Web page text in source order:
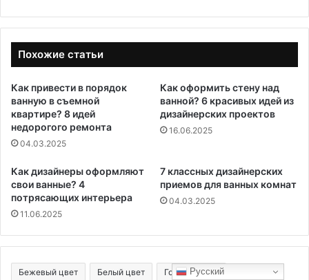
Похожие статьи
Как привести в порядок
ванную в съемной
квартире? 8 идей
недорогого ремонта
04.03.2025
Как оформить стену над
ванной? 6 красивых идей из
дизайнерских проектов
16.06.2025
Как дизайнеры оформляют
свои ванные? 4
потрясающих интерьера
11.06.2025
7 классных дизайнерских
приемов для ванных комнат
04.03.2025
Бежевый цвет Белый цвет Голубой цвет
Русский